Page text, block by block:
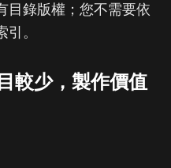
目錄版權；您不需要依
。
較少，製作價值